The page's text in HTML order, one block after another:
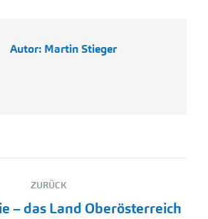
Autor: Martin Stieger
ZURÜCK
– das Land Oberösterreich